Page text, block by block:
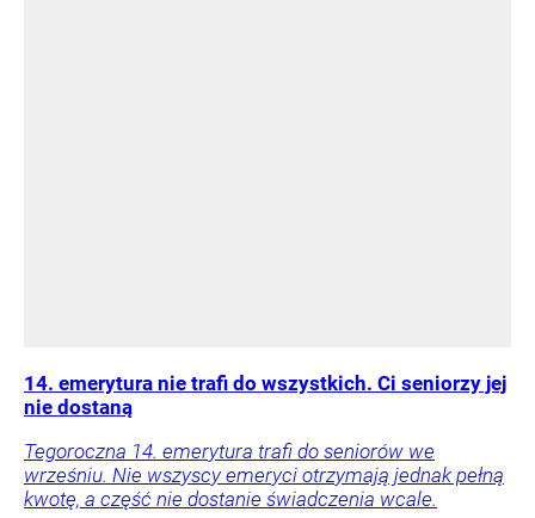
14. emerytura nie trafi do wszystkich. Ci seniorzy jej
nie dostaną
Tegoroczna 14. emerytura trafi do seniorów we
wrześniu. Nie wszyscy emeryci otrzymają jednak pełną
kwotę, a część nie dostanie świadczenia wcale.